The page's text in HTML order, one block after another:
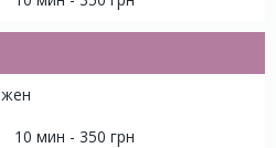
жен
10 мин - 350 грн